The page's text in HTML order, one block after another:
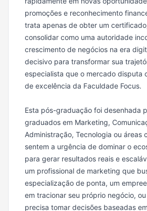
promoções e reconhecimento
trata apenas de obter um
consolidar como uma autoridade
crescimento de negócios na era
decisivo para transformar sua
especialista que o mercado disputa
de excelência da Faculdade Focus.
Esta pós-graduação foi desenhada
graduados em Marketing,
Administração, Tecnologia ou áreas
sentem a urgência de dominar o
para gerar resultados reais e
um profissional de marketing que
especialização de ponta, um
em tracionar seu próprio negócio,
precisa tomar decisões baseadas